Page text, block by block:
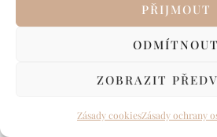
PŘIJMOUT
ODMÍTNOUT
ZOBRAZIT
Zásady cookiesZásady ochrany
NEXT
už